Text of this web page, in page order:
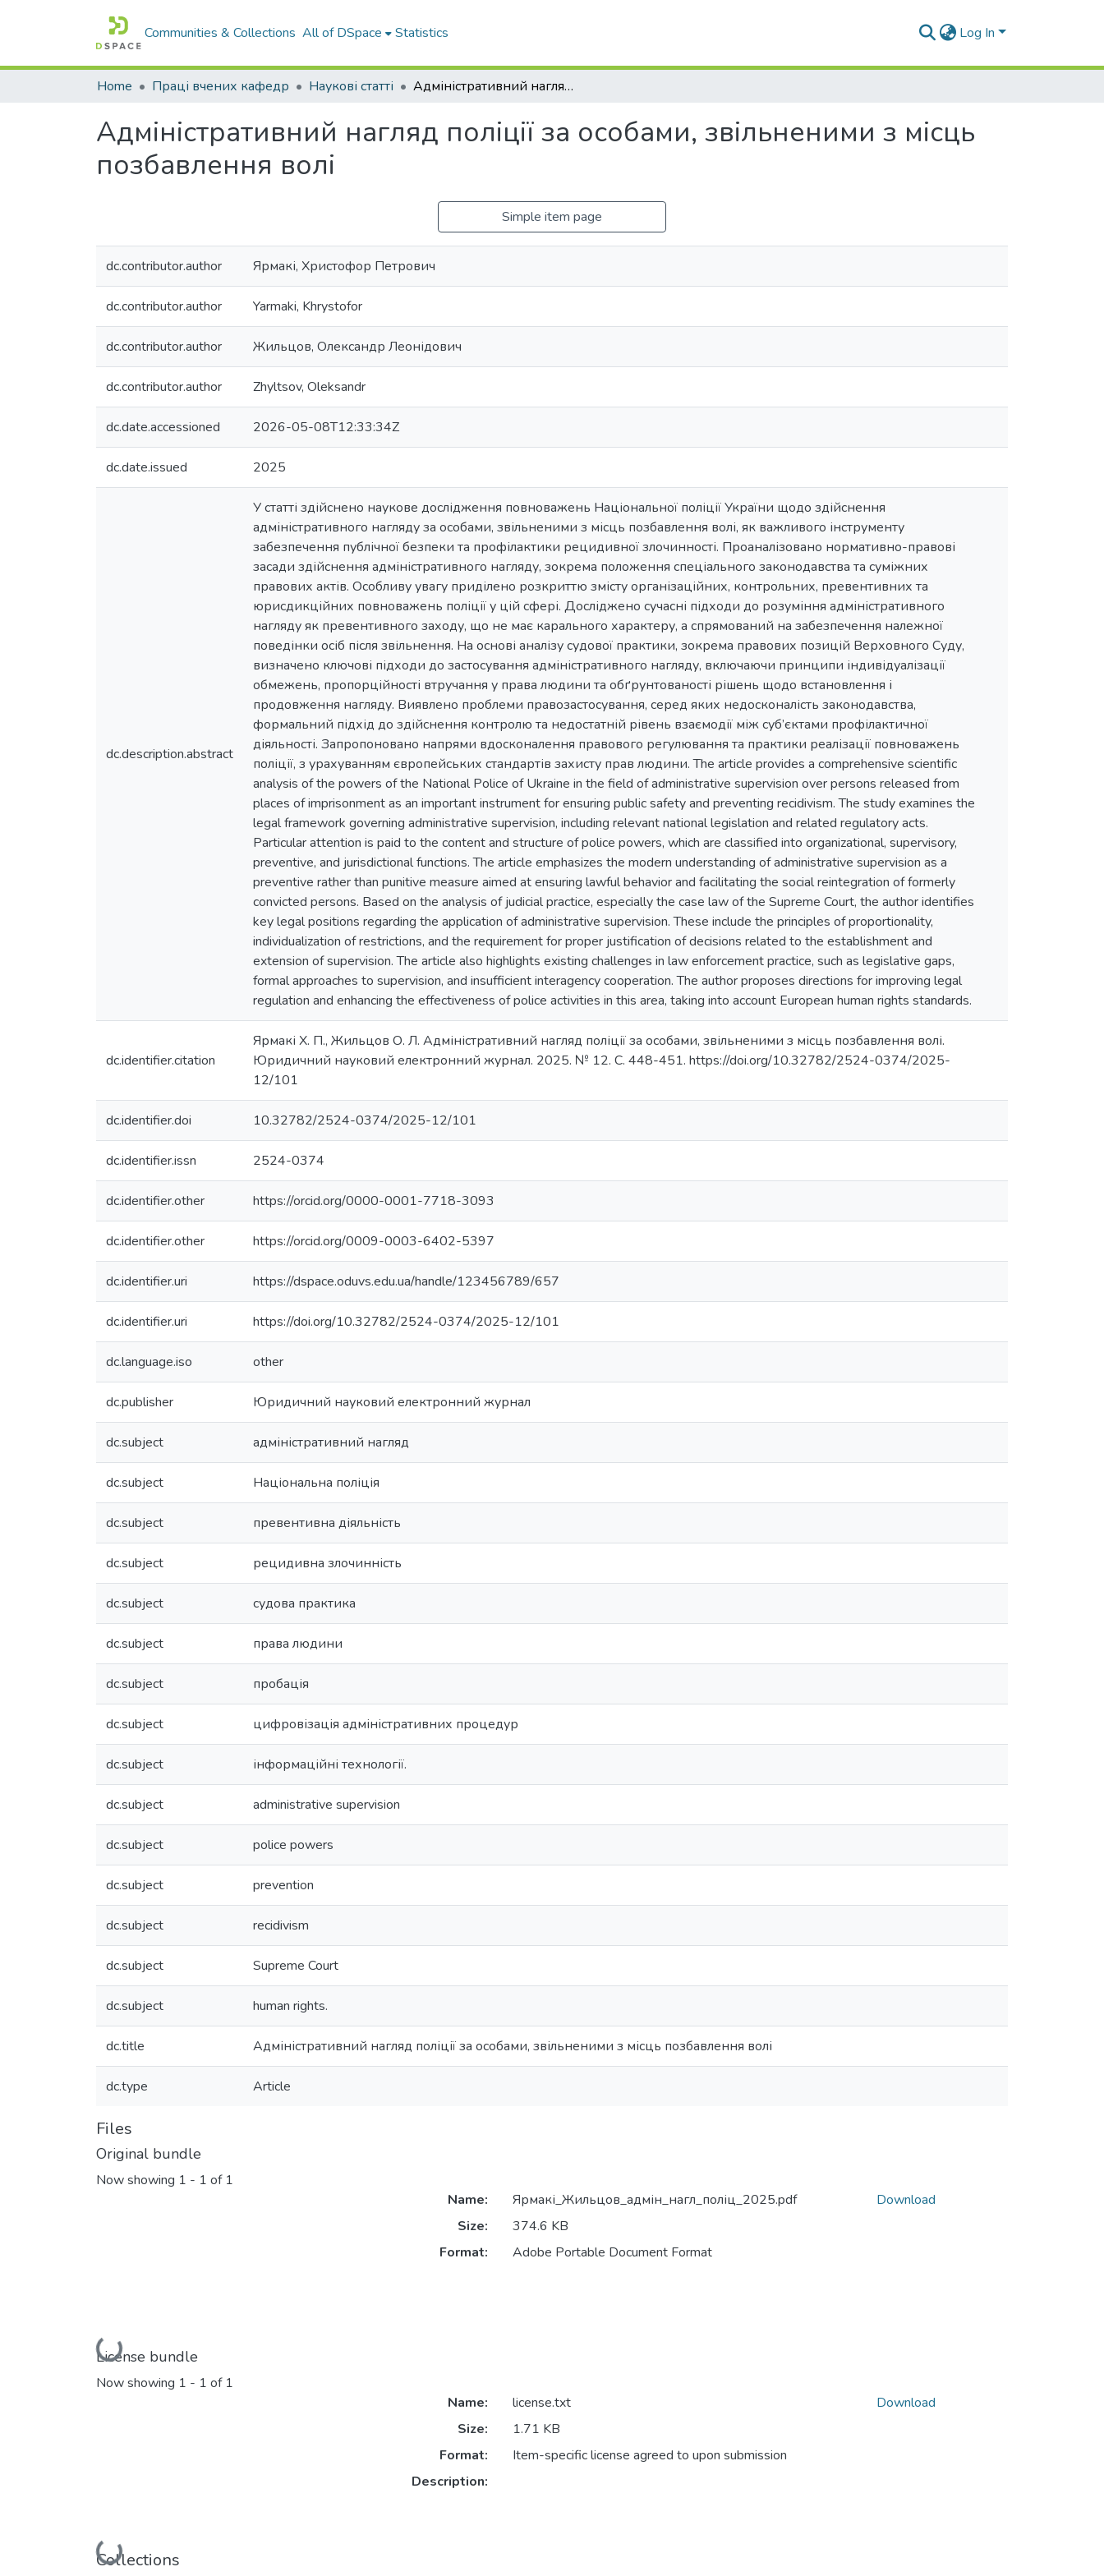
Communities & Collections All of DSpace Statistics Log In
Home Праці вчених кафедр Наукові статті Адміністративний нагляд поліції за особами, звільненими з місць позбавлення волі
Адміністративний нагляд поліції за особами, звільненими з місць
позбавлення волі
Simple item page
dc.contributor.author Ярмакі, Христофор Петрович
dc.contributor.author Yarmaki, Khrystofor
dc.contributor.author Жильцов, Олександр Леонідович
dc.contributor.author Zhyltsov, Oleksandr
dc.date.accessioned 2026-05-08T12:33:34Z
dc.date.issued 2025
dc.description.abstract
У статті здійснено наукове дослідження повноважень Національної поліції України щодо здійснення
адміністративного нагляду за особами, звільненими з місць позбавлення волі, як важливого інструменту
забезпечення публічної безпеки та профілактики рецидивної злочинності. Проаналізовано нормативно-правові
засади здійснення адміністративного нагляду, зокрема положення спеціального законодавства та суміжних
правових актів. Особливу увагу приділено розкриттю змісту організаційних, контрольних, превентивних та
юрисдикційних повноважень поліції у цій сфері. Досліджено сучасні підходи до розуміння адміністративного
нагляду як превентивного заходу, що не має карального характеру, а спрямований на забезпечення належної
поведінки осіб після звільнення. На основі аналізу судової практики, зокрема правових позицій Верховного Суду,
визначено ключові підходи до застосування адміністративного нагляду, включаючи принципи індивідуалізації
обмежень, пропорційності втручання у права людини та обґрунтованості рішень щодо встановлення і
продовження нагляду. Виявлено проблеми правозастосування, серед яких недосконалість законодавства,
формальний підхід до здійснення контролю та недостатній рівень взаємодії між суб’єктами профілактичної
діяльності. Запропоновано напрями вдосконалення правового регулювання та практики реалізації повноважень
поліції, з урахуванням європейських стандартів захисту прав людини. The article provides a comprehensive scientific
analysis of the powers of the National Police of Ukraine in the field of administrative supervision over persons released from
places of imprisonment as an important instrument for ensuring public safety and preventing recidivism. The study examines the
legal framework governing administrative supervision, including relevant national legislation and related regulatory acts.
Particular attention is paid to the content and structure of police powers, which are classified into organizational, supervisory,
preventive, and jurisdictional functions. The article emphasizes the modern understanding of administrative supervision as a
preventive rather than punitive measure aimed at ensuring lawful behavior and facilitating the social reintegration of formerly
convicted persons. Based on the analysis of judicial practice, especially the case law of the Supreme Court, the author identifies
key legal positions regarding the application of administrative supervision. These include the principles of proportionality,
individualization of restrictions, and the requirement for proper justification of decisions related to the establishment and
extension of supervision. The article also highlights existing challenges in law enforcement practice, such as legislative gaps,
formal approaches to supervision, and insufficient interagency cooperation. The author proposes directions for improving legal
regulation and enhancing the effectiveness of police activities in this area, taking into account European human rights standards.
dc.identifier.citation
Ярмакі Х. П., Жильцов О. Л. Адміністративний нагляд поліції за особами, звільненими з місць позбавлення волі.
Юридичний науковий електронний журнал. 2025. № 12. С. 448-451. https://doi.org/10.32782/2524-0374/2025-
12/101
dc.identifier.doi 10.32782/2524-0374/2025-12/101
dc.identifier.issn 2524-0374
dc.identifier.other https://orcid.org/0000-0001-7718-3093
dc.identifier.other https://orcid.org/0009-0003-6402-5397
dc.identifier.uri https://dspace.oduvs.edu.ua/handle/123456789/657
dc.identifier.uri https://doi.org/10.32782/2524-0374/2025-12/101
dc.language.iso other
dc.publisher Юридичний науковий електронний журнал
dc.subject адміністративний нагляд
dc.subject Національна поліція
dc.subject превентивна діяльність
dc.subject рецидивна злочинність
dc.subject судова практика
dc.subject права людини
dc.subject пробація
dc.subject цифровізація адміністративних процедур
dc.subject інформаційні технології.
dc.subject administrative supervision
dc.subject police powers
dc.subject prevention
dc.subject recidivism
dc.subject Supreme Court
dc.subject human rights.
dc.title Адміністративний нагляд поліції за особами, звільненими з місць позбавлення волі
dc.type Article
Files
Original bundle
Now showing 1 - 1 of 1
Loading...
Name:
Ярмакі_Жильцов_адмін_нагл_поліц_2025.pdf
Size:
374.6 KB
Format:
Adobe Portable Document Format
Download
License bundle
Now showing 1 - 1 of 1
Loading...
Name:
license.txt
Size:
1.71 KB
Format:
Item-specific license agreed to upon submission
Description:
Download
Collections